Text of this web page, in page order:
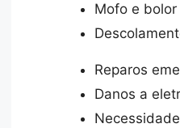
Mofo e bolor
Reparos
Danos a